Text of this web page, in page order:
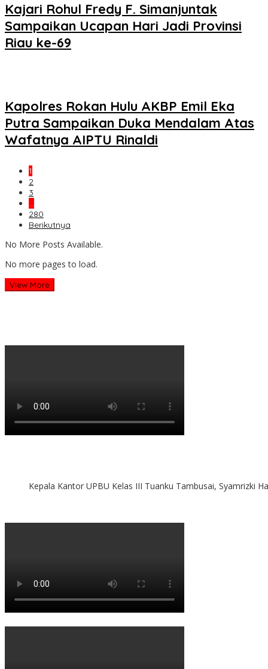
Kajari Rohul Fredy F. Simanjuntak
Sampaikan Ucapan Hari Jadi Provinsi
Riau ke-69
Kapolres Rokan Hulu AKBP Emil Eka
Putra Sampaikan Duka Mendalam Atas
Wafatnya AIPTU Rinaldi
1
2
3
…
280
Berikutnya
No More Posts Available.
No more pages to load.
View More
Kepala Kantor UPBU Kelas III Tuanku Tambusai, Syamrizki